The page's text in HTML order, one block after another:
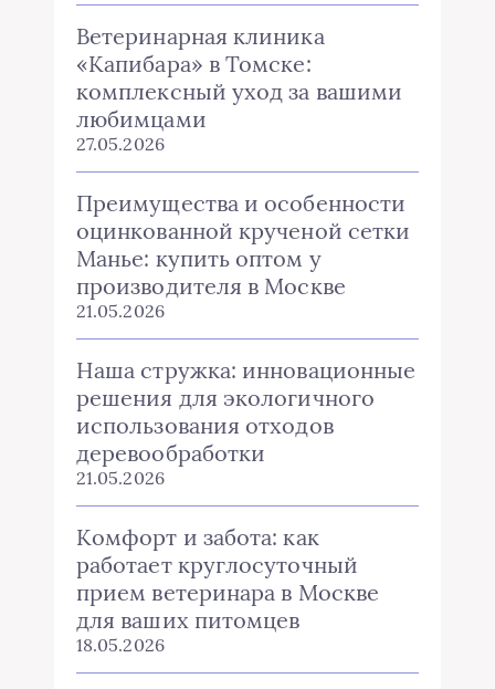
Ветеринарная клиника
«Капибара» в Томске:
комплексный уход за вашими
любимцами
27.05.2026
Преимущества и особенности
оцинкованной крученой сетки
Манье: купить оптом у
производителя в Москве
21.05.2026
Наша стружка: инновационные
решения для экологичного
использования отходов
деревообработки
21.05.2026
Комфорт и забота: как
работает круглосуточный
прием ветеринара в Москве
для ваших питомцев
18.05.2026